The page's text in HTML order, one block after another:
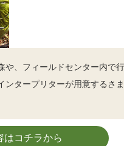
や、フィールドセンター内で
ンタープリターが用意するさ
はコチラから